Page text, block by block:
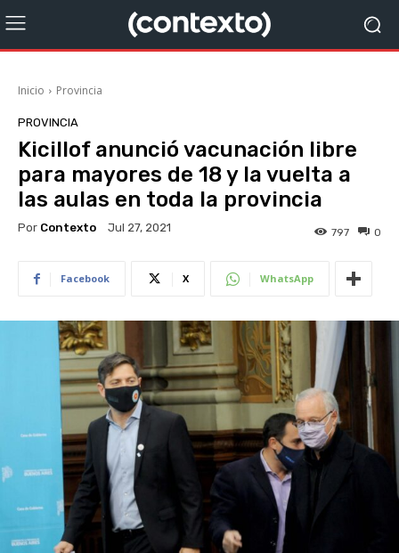
Inicio Provincia
PROVINCIA
Kicillof anunció vacunación libre
para mayores de 18 y la vuelta a
las aulas en toda la provincia
Por Contexto Jul 27, 2021 0
797
Facebook X WhatsApp